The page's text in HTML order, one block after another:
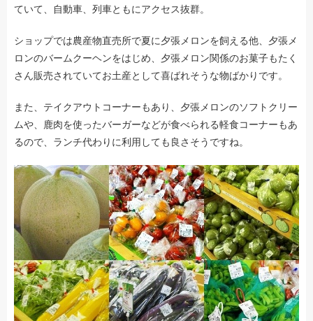
ていて、自動車、列車ともにアクセス抜群。
ショップでは農産物直売所で夏に夕張メロンを飼える他、夕張メ
ロンのバームクーヘンをはじめ、夕張メロン関係のお菓子もたく
さん販売されていてお土産として喜ばれそうな物ばかりです。
また、テイクアウトコーナーもあり、夕張メロンのソフトクリー
ムや、鹿肉を使ったバーガーなどが食べられる軽食コーナーもあ
るので、ランチ代わりに利用しても良さそうですね。